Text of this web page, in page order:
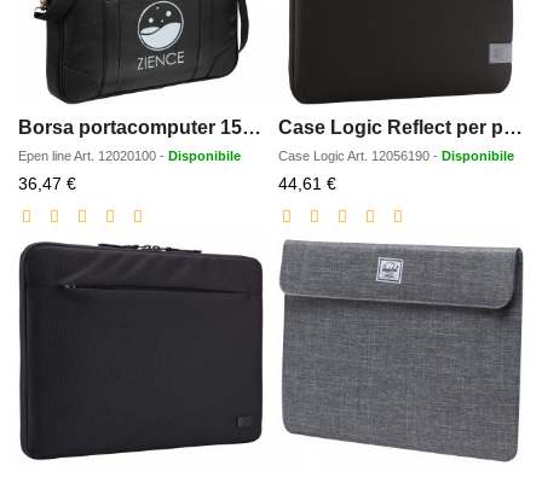
Borsa portacomputer 156 e portadocumenti Oxford - 5L
Epen lineArt. 12020100 - Disponibile
36,47 €Prezzo
scontato
Case Logic Reflect per portatile da 14
Case Logic Art. 12056190 - Disponibile
44,61 €Prezzo
scontato